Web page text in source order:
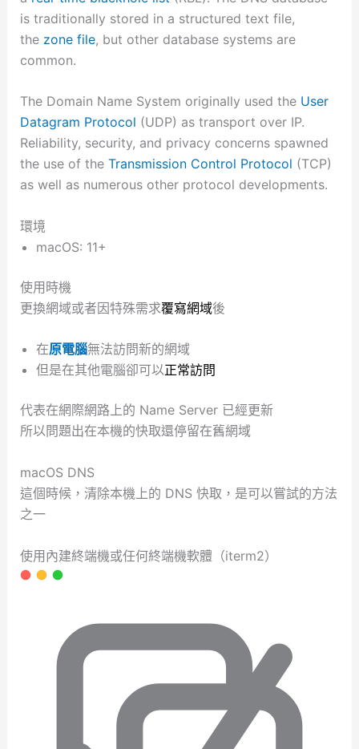
is traditionally stored in a structured text file,
the zone file, but other database systems are
common.
The Domain Name System originally used the User
Datagram Protocol (UDP) as transport over IP.
Reliability, security, and privacy concerns spawned
the use of the Transmission Control Protocol (TCP)
as well as numerous other protocol developments.
環境
macOS: 11+
使用時機
更換網域或者因特殊需求覆寫網域後
在原電腦無法訪問新的網域
但是在其他電腦卻可以正常訪問
代表在網際網路上的 Name Server 已經更新
所以問題出在本機的快取還停留在舊網域
macOS DNS
這個時候，清除本機上的 DNS 快取，是可以嘗試的方法
之一
使用內建終端機或任何終端機軟體（iterm2）